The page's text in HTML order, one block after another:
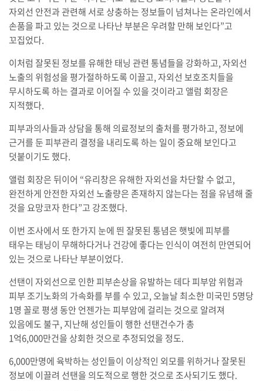
자외선 안전과 관련해 서로 상충하는 정보들이 넘쳐나는 온라인에서
손품을 파고 있는 것으로 나타난 부분은 우려할 만해 보인다”고
꼬집었다.
이처럼 잘못된 정보를 유해한 태닝 관련 통념들을 강화하고, 자외선
노출의 위험성을 평가절하하도록 이끌고, 자외선 보호조치들을
무시하도록 하는 결과로 이어질 수 있을 것이라고 앨럼 회장은
지적했다.
피부과의사들과 상담을 통해 의료정보의 출처를 평가하고, 정보에
근거를 둔 피부관리 결정을 내리도록 하는 일이 중요해 보인다고
덧붙이기도 했다.
앨럼 회장은 뒤이어 “유리창은 유해한 자외선을 차단할 수 없고,
완전하게 안전한 자외선 노출량은 존재하지 않는다는 점을 유념해 줄
것을 요망코자 한다”고 강조했다.
이번 조사에서 또 한가지 눈에 띈 잘못된 통념은 햇빛에 피부를
태우는 태닝이 무해하다거나 건강에 좋다는 인식이 여전히 만연되어
있는 것으로 나타난 부분이었다.
선탠이 자외선으로 인한 피부손상을 유발하는 데다 피부암 위험과
피부 조기노화의 가속화를 부를 수 있고, 오늘날 최소한 미국민 5명당
1명 꼴로 평생 동안 언젠가는 피부암에 걸리는 것으로 알려져
있음에도 불구, 지난해 성인들이 행한 선탠건수가 총
1억6,000만건을 상회한 것으로 추정되었을 정도.
6,000만명에 육박하는 성인들이 이상적인 외모를 위하거나 잘못된
정보에 이끌려 선탠을 의도적으로 행한 것으로 조사되기도 했다.